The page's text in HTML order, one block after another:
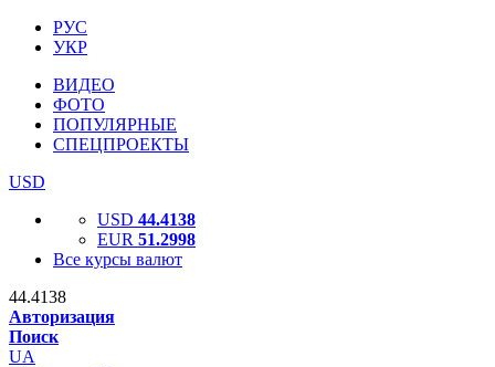
РУС
УКР
ВИДЕО
ФОТО
ПОПУЛЯРНЫЕ
СПЕЦПРОЕКТЫ
USD
USD 44.4138
EUR 51.2998
Все курсы валют
44.4138
Авторизация
Поиск
UA